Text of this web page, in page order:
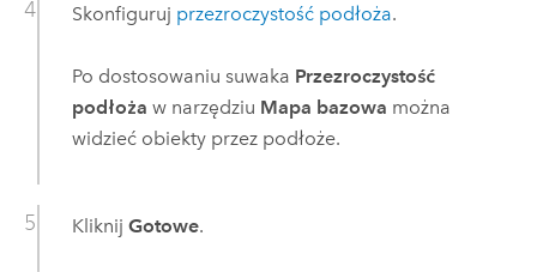
Skonfiguruj przezroczystość podłoża.
Po dostosowaniu suwaka Przezroczystość
podłoża w narzędziu Mapa bazowa można
widzieć obiekty przez podłoże.
Kliknij Gotowe.